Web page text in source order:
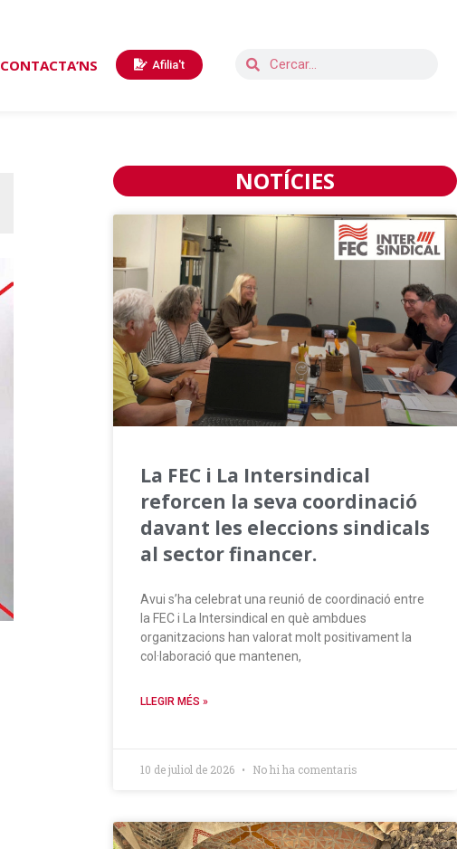
CONTACTA’NS Afilia't
NOTÍCIES
La FEC i La Intersindical
reforcen la seva coordinació
davant les eleccions sindicals
al sector financer.
Avui s’ha celebrat una reunió de coordinació entre
la FEC i La Intersindical en què ambdues
organitzacions han valorat molt positivament la
col·laboració que mantenen,
LLEGIR MÉS »
10 de juliol de 2026 No hi ha comentaris